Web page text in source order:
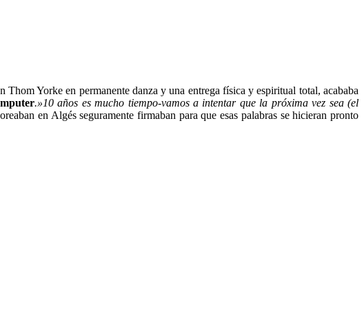
Yorke en permanente danza y una entrega física y espiritual total, acababa
.»10 años es mucho tiempo-vamos a intentar que la próxima vez sea (el
en Algés seguramente firmaban para que esas palabras se hicieran pronto